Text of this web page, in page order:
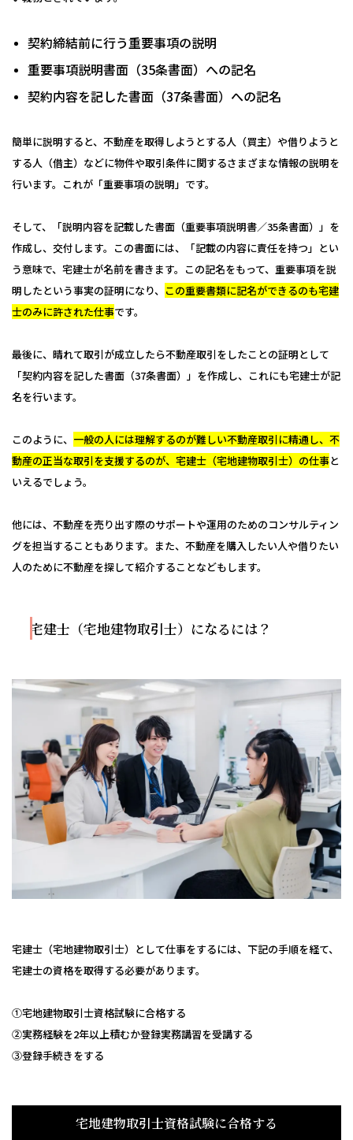
契約締結前に行う重要事項の説明
重要事項説明書面（35条書面）への記名
契約内容を記した書面（37条書面）への記名
簡単に説明すると、不動産を取得しようとする人（買主）や借りようと
する人（借主）などに物件や取引条件に関するさまざまな情報の説明を
行います。これが「重要事項の説明」です。
そして、「説明内容を記載した書面（重要事項説明書／35条書面）」を
作成し、交付します。この書面には、「記載の内容に責任を持つ」とい
う意味で、宅建士が名前を書きます。この記名をもって、重要事項を説
明したという事実の証明になり、 この重要書類に記名ができるのも宅建
士のみに許された仕事です。
最後に、晴れて取引が成立したら不動産取引をしたことの証明として
「契約内容を記した書面（37条書面）」を作成し、これにも宅建士が記
名を行います。
このように、 一般の人には理解するのが難しい不動産取引に精通し、不
動産の正当な取引を支援するのが、宅建士（宅地建物取引士）の仕事と
いえるでしょう。
他には、不動産を売り出す際のサポートや運用のためのコンサルティン
グを担当することもあります。また、不動産を購入したい人や借りたい
人のために不動産を探して紹介することなどもします。
宅建士（宅地建物取引士）になるには？
宅建士（宅地建物取引士）として仕事をするには、下記の手順を経て、
宅建士の資格を取得する必要があります。
①宅地建物取引士資格試験に合格する
②実務経験を2年以上積むか登録実務講習を受講する
③登録手続きをする
宅地建物取引士資格試験に合格する